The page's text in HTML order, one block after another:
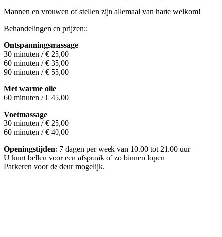
Mannen en vrouwen of stellen zijn allemaal van harte welkom!
Behandelingen en prijzen::
Ontspanningsmassage
30 minuten / € 25,00
60 minuten / € 35,00
90 minuten / € 55,00
Met warme olie
60 minuten / € 45,00
Voetmassage
30 minuten / € 25,00
60 minuten / € 40,00
Openingstijden: 7 dagen per week van 10.00 tot 21.00 uur
U kunt bellen voor een afspraak of zo binnen lopen
Parkeren voor de deur mogelijk.